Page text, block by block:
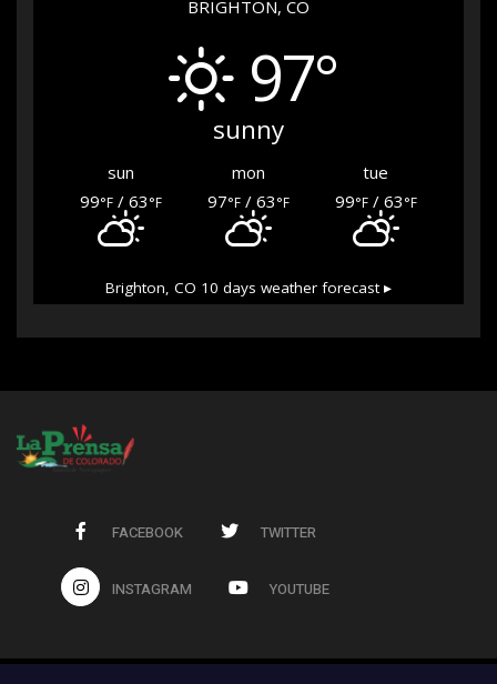
BRIGHTON, CO
97°
sunny
sun mon
tue
99°F / 63°F 97°F/ 63°F 99°F/ 63°F
Brighton, CO 10 days weather forecast ▸
FACEBOOK TWITTER
INSTAGRAM YOUTUBE